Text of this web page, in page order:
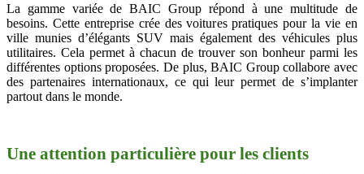
La gamme variée de BAIC Group répond à une multitude de
besoins. Cette entreprise crée des voitures pratiques pour la vie en
ville munies d’élégants SUV mais également des véhicules plus
utilitaires. Cela permet à chacun de trouver son bonheur parmi les
différentes options proposées. De plus, BAIC Group collabore avec
des partenaires internationaux, ce qui leur permet de s’implanter
partout dans le monde.
Une attention particulière pour les clients